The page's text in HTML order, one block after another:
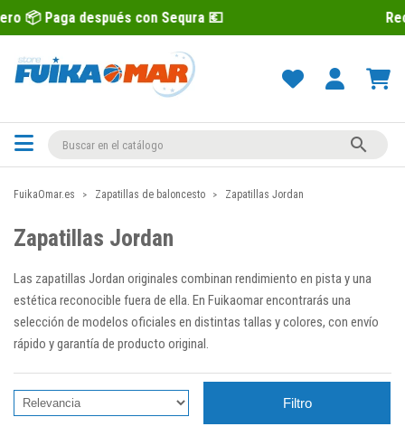
Sequra 💶 Recíbelo primero 📦

FuikaOmar.es Zapatillas de baloncesto Zapatillas Jordan
Zapatillas Jordan
Las zapatillas Jordan originales combinan rendimiento en pista y una
estética reconocible fuera de ella. En Fuikaomar encontrarás una
selección de modelos oficiales en distintas tallas y colores, con envío
rápido y garantía de producto original.
Filtro